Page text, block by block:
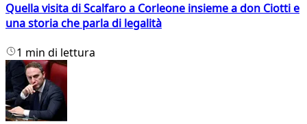
Quella visita di Scalfaro a Corleone insieme a don Ciotti e
una storia che parla di legalità
1 min di lettura